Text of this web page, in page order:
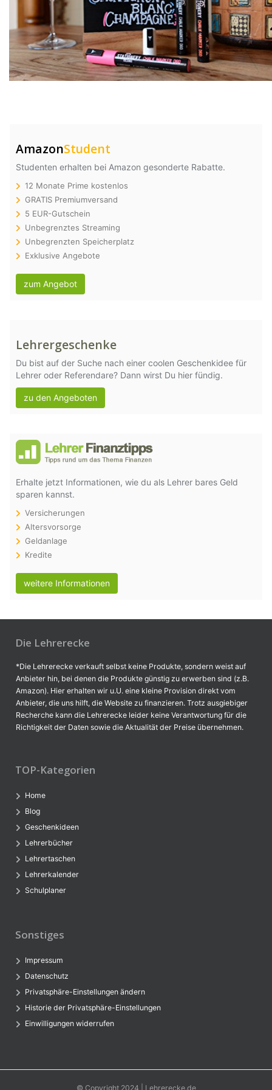
AmazonStudent
Studenten erhalten bei Amazon gesonderte Rabatte.
12 Monate Prime kostenlos
GRATIS Premiumversand
5 EUR-Gutschein
Unbegrenztes Streaming
Unbegrenzten Speicherplatz
Exklusive Angebote
zum Angebot
Lehrergeschenke
Du bist auf der Suche nach einer coolen Geschenkidee für
Lehrer oder Referendare? Dann wirst Du hier fündig.
zu den Angeboten
Erhalte jetzt Informationen, wie du als Lehrer bares Geld
sparen kannst.
Versicherungen
Altersvorsorge
Geldanlage
Kredite
weitere Informationen
Die Lehrerecke
*Die Lehrerecke verkauft selbst keine Produkte, sondern weist auf
Anbieter hin, bei denen die Produkte günstig zu erwerben sind (z.B.
Amazon). Hier erhalten wir u.U. eine kleine Provision direkt vom
Anbieter, die uns hilft, die Website zu finanzieren. Trotz ausgiebiger
Recherche kann die Lehrerecke leider keine Verantwortung für die
Richtigkeit der Daten sowie die Aktualität der Preise übernehmen.
TOP-Kategorien
Home
Blog
Geschenkideen
Lehrerbücher
Lehrertaschen
Lehrerkalender
Schulplaner
Sonstiges
Impressum
Datenschutz
Privatsphäre-Einstellungen ändern
Historie der Privatsphäre-Einstellungen
Einwilligungen widerrufen
© Copyright 2024 | Lehrerecke.de